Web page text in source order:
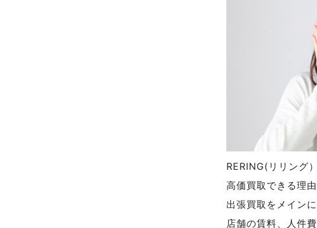
RERING(リリング
高価買取できる理
出張買取をメイン
店舗の賃料、人件